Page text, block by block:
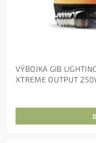
VÝBOJKA GIB
XTREME OUTPUT